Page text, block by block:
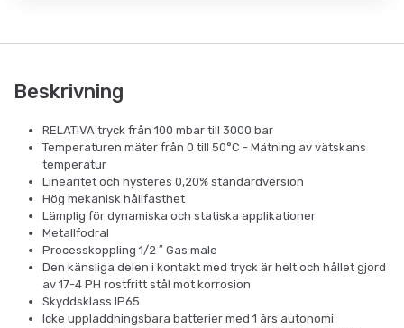
Beskrivning
RELATIVA tryck från 100 mbar till 3000 bar
Temperaturen mäter från 0 till 50°C - Mätning av vätskans
temperatur
Linearitet och hysteres 0,20% standardversion
Hög mekanisk hållfasthet
Lämplig för dynamiska och statiska applikationer
Metallfodral
Processkoppling 1/2 ″ Gas male
Den känsliga delen i kontakt med tryck är helt och hållet gjord
av 17-4 PH rostfritt stål mot korrosion
Skyddsklass IP65
Icke uppladdningsbara batterier med 1 års autonomi